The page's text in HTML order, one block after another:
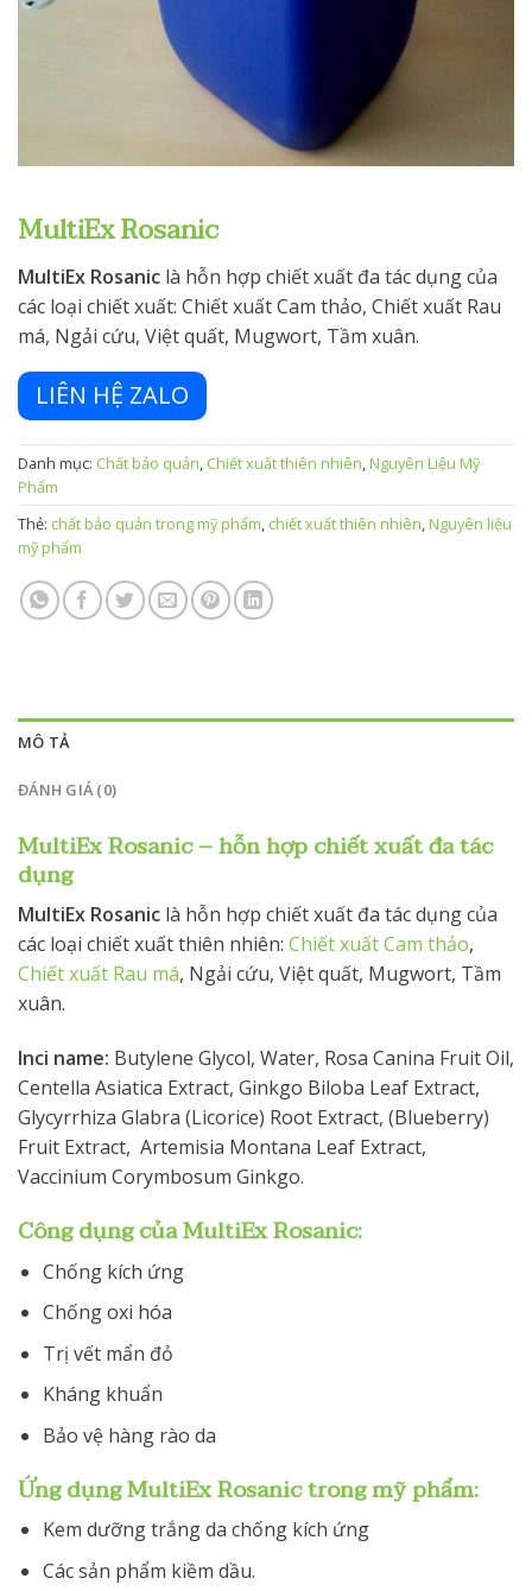
MultiEx Rosanic
MultiEx Rosanic là hỗn hợp chiết xuất đa tác dụng của
các loại chiết xuất: Chiết xuất Cam thảo, Chiết xuất Rau
má, Ngải cứu, Việt quất, Mugwort, Tầm xuân.
LIÊN HỆ ZALO
Danh mục: Chất bảo quản, Chiết xuất thiên nhiên,Nguyên Liệu Mỹ
Phẩm
Thẻ: chất bảo quản trong mỹ phẩm, chiết xuất thiên nhiên,Nguyên liệu
mỹ phẩm
MÔ TẢ
ĐÁNH GIÁ (0)
MultiEx Rosanic – hỗn hợp chiết xuất đa tác
dụng
MultiEx Rosanic là hỗn hợp chiết xuất đa tác dụng của
các loại chiết xuất thiên nhiên: Chiết xuất Cam thảo,
Chiết xuất Rau má, Ngải cứu, Việt quất, Mugwort, Tầm
xuân.
Inci name: Butylene Glycol, Water, Rosa Canina Fruit Oil,
Centella Asiatica Extract, Ginkgo Biloba Leaf Extract,
Glycyrrhiza Glabra (Licorice) Root Extract, (Blueberry)
Fruit Extract, Artemisia Montana Leaf Extract,
Vaccinium Corymbosum Ginkgo.
Công dụng của MultiEx Rosanic:
Chống kích ứng
Chống oxi hóa
Trị vết mẩn đỏ
Kháng khuẩn
Bảo vệ hàng rào da
Ứng dụng MultiEx Rosanic trong mỹ phẩm:
Kem dưỡng trắng da chống kích ứng
Các sản phẩm kiềm dầu.